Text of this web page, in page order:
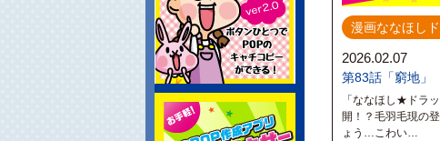
漫画ななほし
2026.02.07
第83話「窮地」
「ななほし★ドラ
開！？毛羽毛現の
ょう…こわい…